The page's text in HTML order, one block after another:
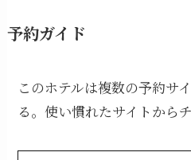
予約ガイド
このホテルは複数の予約サ
る。使い慣れたサイトから